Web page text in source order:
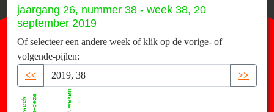
jaargang 26, nummer 38 - week 38, 20
september 2019
Of selecteer een andere week of klik op de vorige- of
volgende-pijlen:
<<
>>